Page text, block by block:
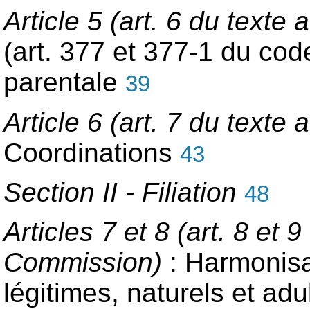
Article 5 (art. 6 du texte
(art. 377 et 377-1 du
parentale 39
Article 6 (art. 7 du texte
Coordinations 43
Section II - Filiation 48
Articles 7 et 8 (art. 8 et
Commission) :
légitimes, naturels et